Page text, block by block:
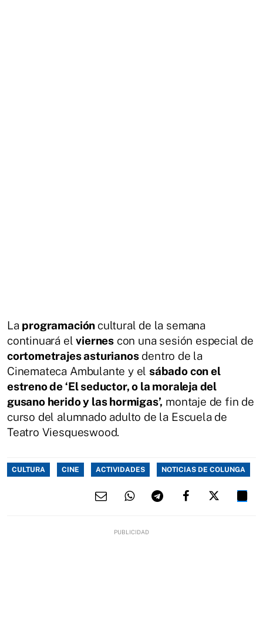
La programación cultural de la semana
continuará elviernes con una sesión especial de
cortometrajes asturianosdentro de la
Cinemateca Ambulante y elsábado con el
estreno de ‘El seductor, o la moraleja del
gusano herido y las hormigas’, montaje de fin de
curso del alumnado adulto de la Escuela de
Teatro Viesqueswood.
CULTURA CINE ACTIVIDADES NOTICIAS DE COLUNGA